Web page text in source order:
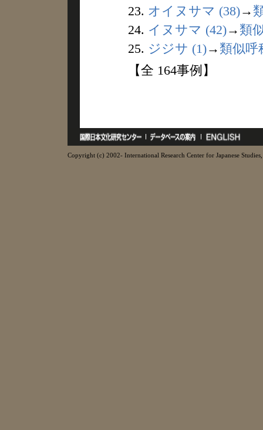
23. オイヌサマ (38)→
24. イヌサマ (42)→ 類
25. ジジサ (1)→ 類似呼
【全 164事例】
Copyright (c) 2002- International Research Center for Japanese